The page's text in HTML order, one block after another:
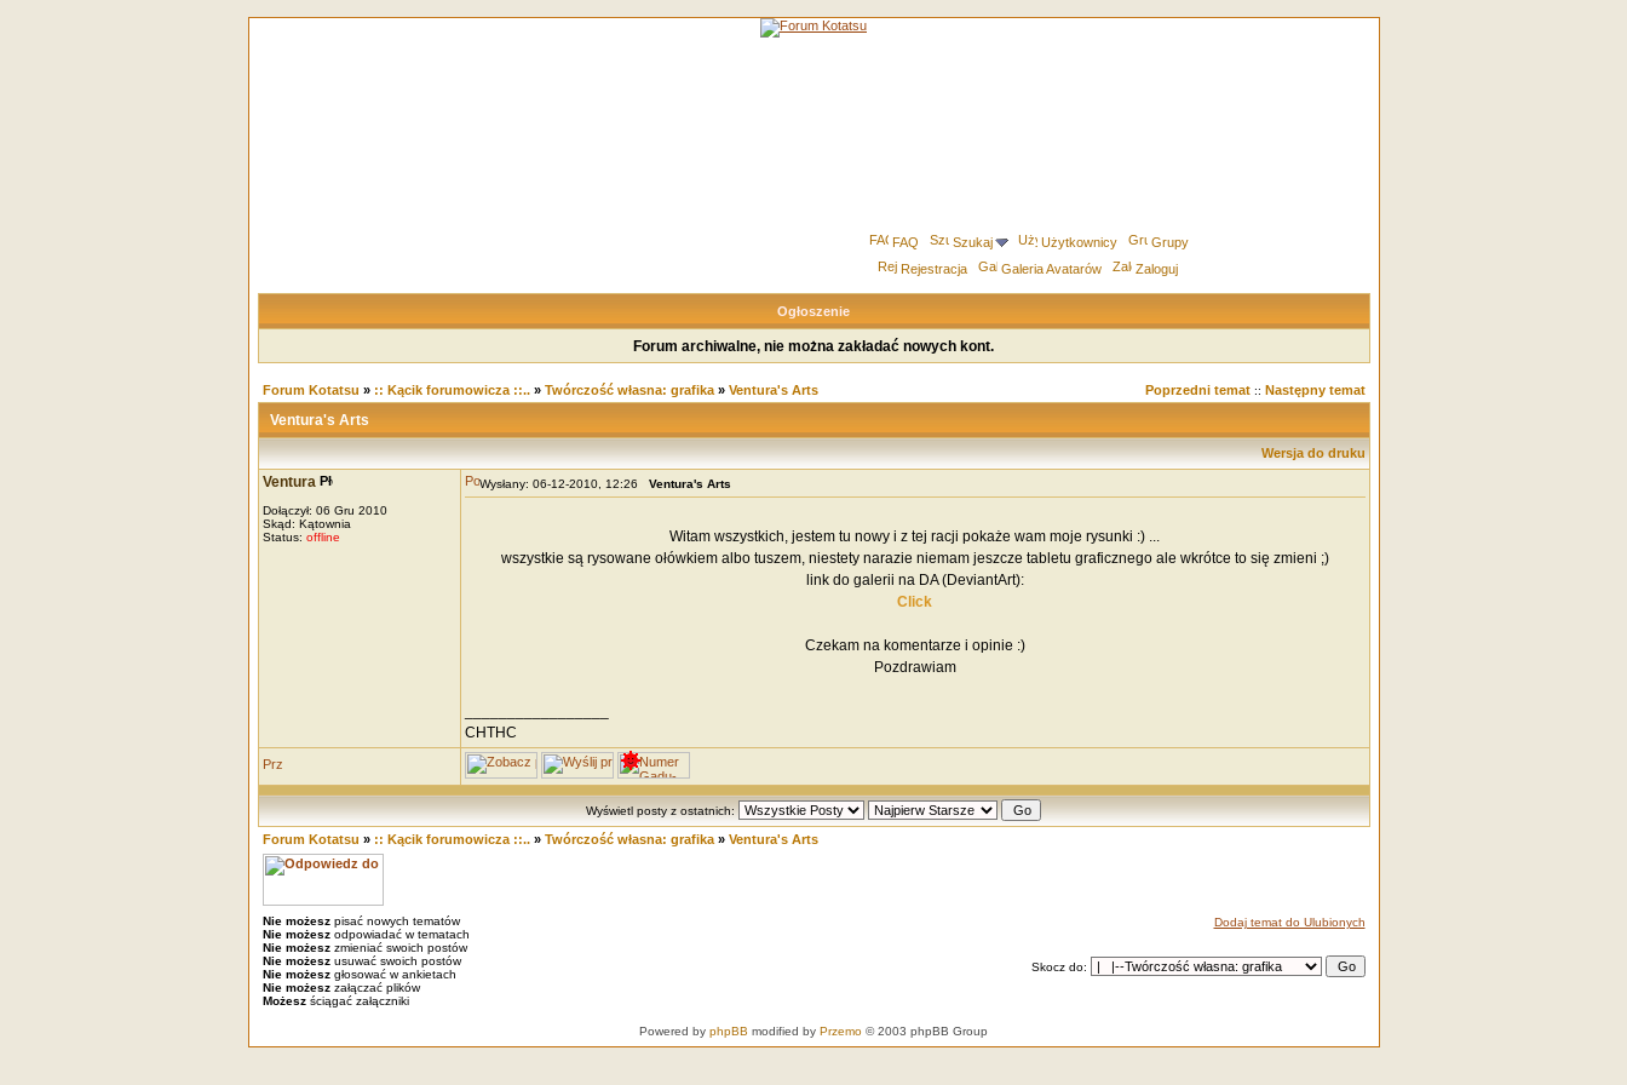
FAQ Szukaj Użytkownicy
Grupy
Rejestracja
Galeria Avatarów Zaloguj
Ogłoszenie
Forum archiwalne, nie można zakładać nowych kont.
Forum Kotatsu » :: Kącik forumowicza ::..» Twórczość własna: grafika» Ventura's Arts Poprzedni temat:: Następny temat
Ventura's Arts
Wersja do druku
Ventura
Dołączył: 06 Gru 2010
Skąd: Kątownia
Status: offline
Wysłany: 06-12-2010, 12:26 Ventura's Arts
Witam wszystkich, jestem tu nowy i z tej racji pokaże wam moje rysunki :) ...
wszystkie są rysowane ołówkiem albo tuszem, niestety narazie niemam jeszcze tabletu graficznego ale wkrótce to się zmieni ;)
link do galerii na DA (DeviantArt):
Click
Czekam na komentarze i opinie :)
Pozdrawiam
CHTHC
Wyświetl posty z ostatnich:
Forum Kotatsu » :: Kącik forumowicza ::..» Twórczość własna: grafika» Ventura's Arts
Nie możeszpisać nowych tematów
Nie możeszodpowiadać w tematach
Nie możeszzmieniać swoich postów
Nie możeszusuwać swoich postów
Nie możeszgłosować w ankietach
Nie możeszzałączać plików
Możeszściągać załączniki
Dodaj temat do Ulubionych
Skocz do:
Powered by phpBB modified by Przemo © 2003 phpBB Group